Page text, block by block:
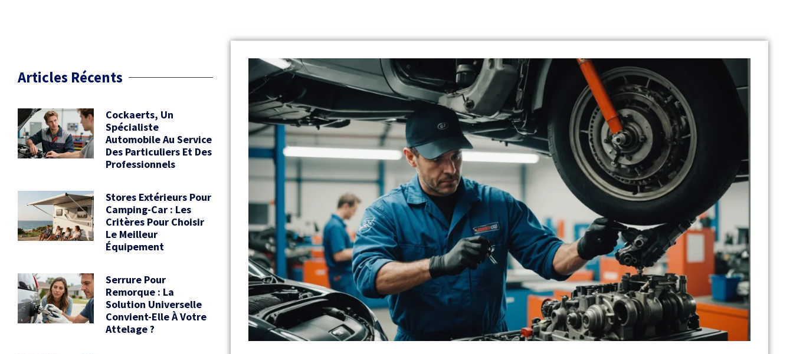
Articles Récents
Cockaerts, Un
Spécialiste
Automobile Au Service
Des Particuliers Et Des
Professionnels
Stores Extérieurs Pour
Camping-Car : Les
Critères Pour Choisir
Le Meilleur
Équipement
Serrure Pour
Remorque : La
Solution Universelle
Convient-Elle À Votre
Attelage ?